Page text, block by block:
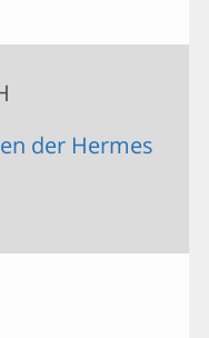
der Hermes